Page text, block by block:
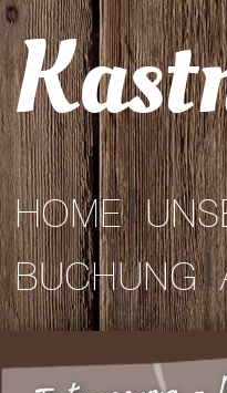
HOME |
BUCHUNG|